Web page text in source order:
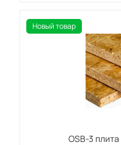
Новый товар